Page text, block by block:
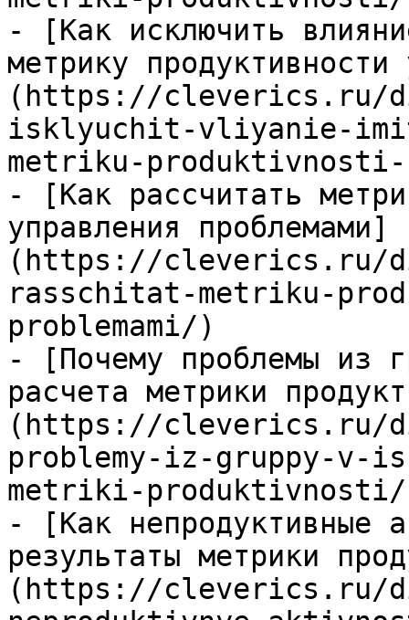
- [Как исключить
метрику
(https://cleverics.ru/
isklyuchit-vliyanie-
metriku-produktivnosti-
- [Как рассчитать
управления проблемами]
(https://cleverics.ru/
rasschitat-metriku-
problemami/)
- [Почему проблемы из
расчета метрики
(https://cleverics.ru/
problemy-iz-gruppy-v-
metriki-
- [Как непродуктивные
результаты метрики
(https://cleverics.ru/